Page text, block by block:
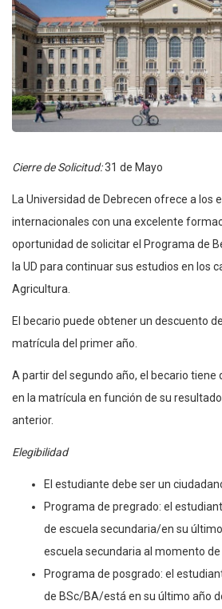
Cierre de Solicitud:31 de Mayo
La Universidad de Debrecen ofrece a los
internacionales con una excelente
oportunidad de solicitar el Programa de
la UD para continuar sus estudios en los
Agricultura.
El becario puede obtener un descuento
matrícula del primer año.
A partir del segundo año, el becario tiene
en la matrícula en función de su
anterior.
Elegibilidad
El estudiante debe ser un
Programa de pregrado: el
de escuela secundaria/en su
escuela secundaria al momento de
Programa de posgrado: el
de BSc/BA/está en su último año